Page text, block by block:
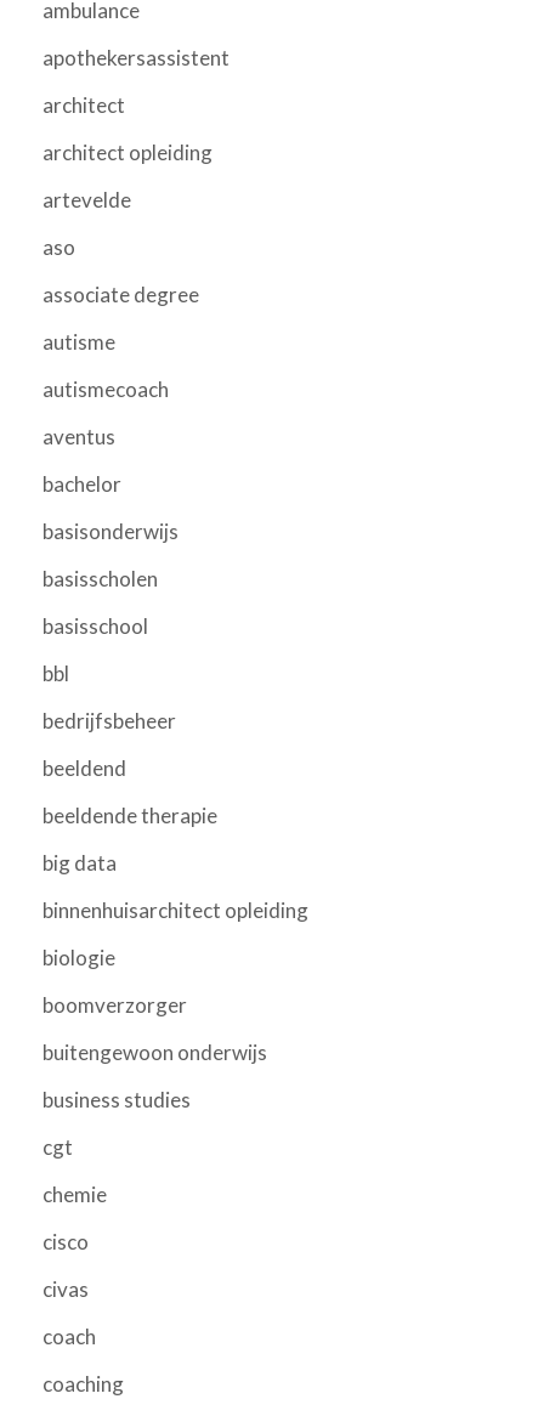
ambulance
apothekersassistent
architect
architect opleiding
artevelde
aso
associate degree
autisme
autismecoach
aventus
bachelor
basisonderwijs
basisscholen
basisschool
bbl
bedrijfsbeheer
beeldend
beeldende therapie
big data
binnenhuisarchitect opleiding
biologie
boomverzorger
buitengewoon onderwijs
business studies
cgt
chemie
cisco
civas
coach
coaching